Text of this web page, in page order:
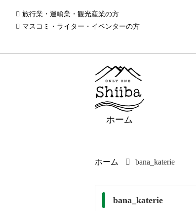
旅行業・運輸業・観光産業の方
マスコミ・ライター・イベンターの方
ホーム
ホーム bana_katerie
bana_katerie